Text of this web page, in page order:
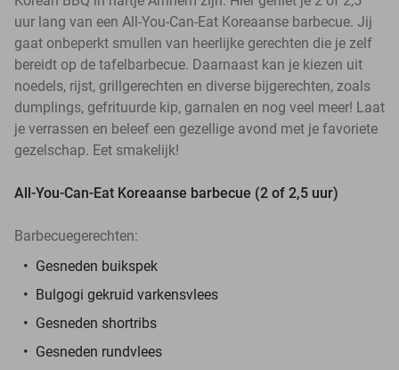
uur lang van een All-You-Can-Eat Koreaanse barbecue. Jij
gaat onbeperkt smullen van heerlijke gerechten die je zelf
bereidt op de tafelbarbecue. Daarnaast kan je kiezen uit
noedels, rijst, grillgerechten en diverse bijgerechten, zoals
dumplings, gefrituurde kip, garnalen en nog veel meer! Laat
je verrassen en beleef een gezellige avond met je favoriete
gezelschap. Eet smakelijk!
All-You-Can-Eat Koreaanse barbecue (2 of 2,5 uur)
Barbecuegerechten:
Gesneden buikspek
Bulgogi gekruid varkensvlees
Gesneden shortribs
Gesneden rundvlees